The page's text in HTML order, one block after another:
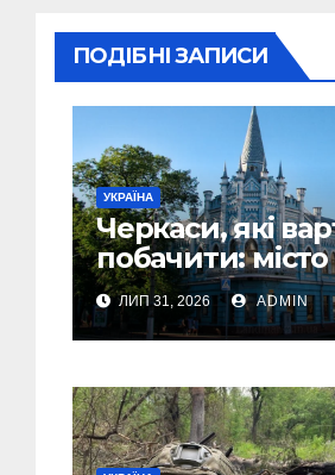
ПОДІБНІ ЗАПИСИ
УКРАЇНА
Черкаси, які
побачити: місто
Дніпра, зелені
та місця з
атмосферою
ЛИП 31, 2026 ADMIN